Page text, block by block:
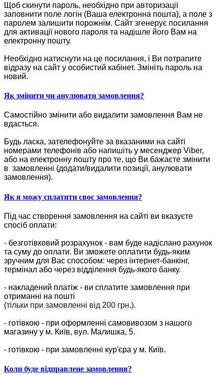
Щоб скинути пароль, необхідно при авторизації
заповнити поле логін (Ваша електронна пошта), а поле з
паролем залишити порожнім. Сайт згенерує посилання
для активації нового пароля та надішле його Вам на
електронну пошту.
Необхідно натиснути на це посилання, і Ви потрапите
відразу на сайт у особистий кабінет. Змініть пароль на
новий.
Як змінити чи анулювати замовлення?
Самостійно змінити або видалити замовлення Вам не
вдасться.
Будь ласка, зателефонуйте за вказаними на сайті
номерами телефонів або напишіть у месенджер Viber,
або на електронну пошту про те, що Ви бажаєте змінити
в замовленні (додати/видалити позиції, анулювати
замовлення).
Як я можу сплатити своє замовлення?
Під час створення замовлення на сайті ви вказуєте
спосіб оплати:
- безготівковий розрахунок - вам буде надіслано рахунок
та суму до оплати. Ви зможете оплатити будь-яким
зручним для Вас способом: через інтернет-банкінг,
термінал або через відділення будь-якого банку.
- накладений платіж - ви сплатите замовлення при
отриманні на пошті
(тільки при замовленні від 200 грн.).
- готівкою - при оформленні самовивозом з нашого
магазину у м. Київ, вул. Малишка, 5.
- готівкою - при замовленні кур'єра у м. Київ.
Коли буде відправлене замовлення?